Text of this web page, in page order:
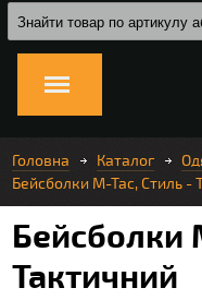
Головна Каталог
Бейсболки M-Tac, Стиль -
Бейсболки
Тактичний